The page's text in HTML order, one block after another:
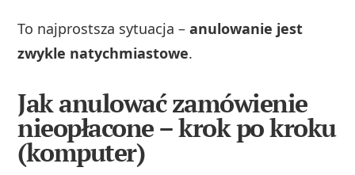
To najprostsza sytuacja –anulowanie jest
zwykle natychmiastowe.
Jak anulować zamówienie
nieopłacone – krok po kroku
(komputer)